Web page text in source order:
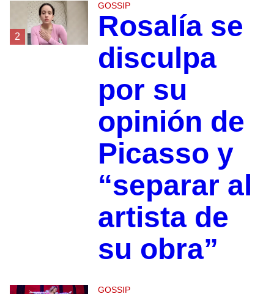
2
GOSSIP
Rosalía se
disculpa
por su
opinión de
Picasso y
“separar al
artista de
su obra”
GOSSIP